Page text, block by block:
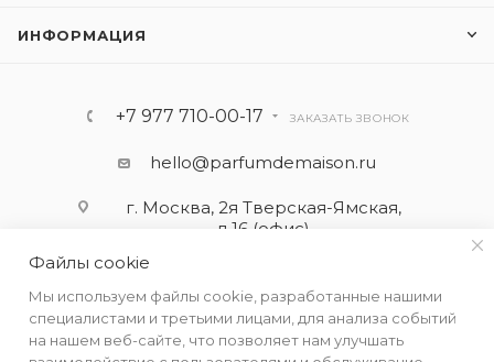
ИНФОРМАЦИЯ
+7 977 710-00-17 ЗАКАЗАТЬ ЗВОНОК
hello@parfumdemaison.ru
г. Москва, 2я Тверская-Ямская,
д.16 (офис)
Файлы cookie
Мы используем файлы cookie, разработанные нашими
специалистами и третьими лицами, для анализа событий
на нашем веб-сайте, что позволяет нам улучшать